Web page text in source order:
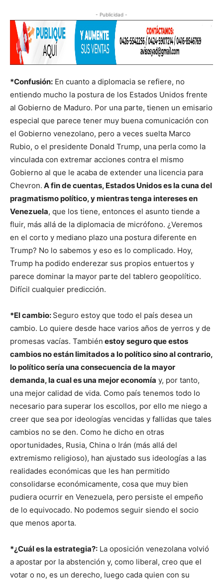
- Publicidad -
*Confusión: En cuanto a diplomacia se refiere, no
entiendo mucho la postura de los Estados Unidos frente
al Gobierno de Maduro. Por una parte, tienen un emisario
especial que parece tener muy buena comunicación con
el Gobierno venezolano, pero a veces suelta Marco
Rubio, o el presidente Donald Trump, una perla como la
vinculada con extremar acciones contra el mismo
Gobierno al que le acaba de extender una licencia para
Chevron. A fin de cuentas, Estados Unidos es la cuna del
pragmatismo político, y mientras tenga intereses en
Venezuela, que los tiene, entonces el asunto tiende a
fluir, más allá de la diplomacia de micrófono. ¿Veremos
en el corto y mediano plazo una postura diferente en
Trump? No lo sabemos y eso es lo complicado. Hoy,
Trump ha podido enderezar sus propios entuertos y
parece dominar la mayor parte del tablero geopolítico.
Difícil cualquier predicción.
*El cambio: Seguro estoy que todo el país desea un
cambio. Lo quiere desde hace varios años de yerros y de
promesas vacías. También estoy seguro que estos
cambios no están limitados a lo político sino al contrario,
lo político sería una consecuencia de la mayor
demanda, la cual es una mejor economía y, por tanto,
una mejor calidad de vida. Como país tenemos todo lo
necesario para superar los escollos, por ello me niego a
creer que sea por ideologías vencidas y fallidas que tales
cambios no se den. Como he dicho en otras
oportunidades, Rusia, China o Irán (más allá del
extremismo religioso), han ajustado sus ideologías a las
realidades económicas que les han permitido
consolidarse económicamente, cosa que muy bien
pudiera ocurrir en Venezuela, pero persiste el empeño
de lo equivocado. No podemos seguir siendo el socio
que menos aporta.
*¿Cuál es la estrategia?: La oposición venezolana volvió
a apostar por la abstención y, como liberal, creo que el
votar o no, es un derecho, luego cada quien con su